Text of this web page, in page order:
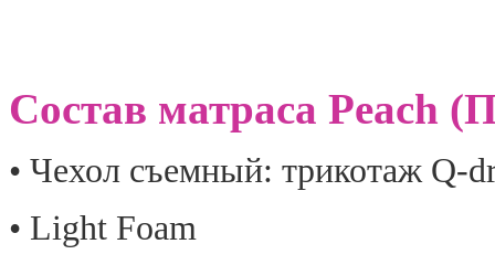
Состав матраса Peach (
• Чехол съемный: трикотаж Q-
• Light Foam